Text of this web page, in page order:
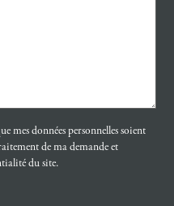
mes données personnelles soient
de ma demande et
du site.